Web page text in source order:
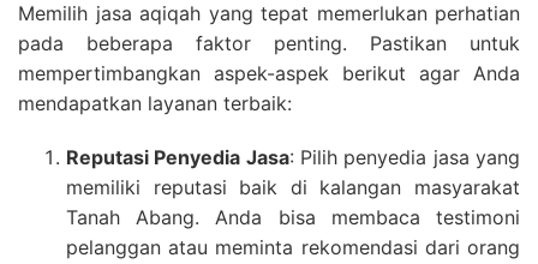
Memilih jasa aqiqah yang tepat memerlukan perhatian
pada beberapa faktor penting. Pastikan untuk
mempertimbangkan aspek-aspek berikut agar Anda
mendapatkan layanan terbaik:
Reputasi Penyedia Jasa: Pilih penyedia jasa yang
memiliki reputasi baik di kalangan masyarakat
Tanah Abang. Anda bisa membaca testimoni
pelanggan atau meminta rekomendasi dari orang